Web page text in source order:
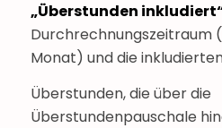
„Überstunden
Durchrechnungszeitraum
Monat) und die
Überstunden, die über die
Überstundenpauschale